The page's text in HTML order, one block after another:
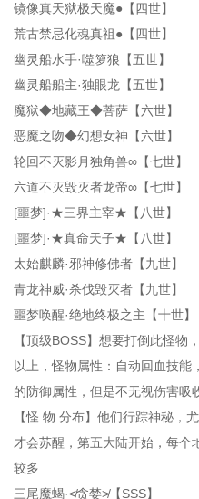
镜像真天狱极天魔●【四世】
荒古禁忌化魂真祖●【四世】
幽灵船水手·噬箩狼【五世】
幽灵船船主·独眼龙【五世】
魔狱◆地藏王◆菩萨【六世】
恶魔之吻◆幻想女神【六世】
轮回不灭影月独角兽∞【七世】
六道不灭毁灭者龙帝∞【七世】
[噩梦]·★三界主宰★【八世】
[噩梦]·★真命天子★【八世】
太始麒麟·邪神修佛者【九世】
青龙神威·杀伐毁灭者【九世】
噩梦唤醒·绝地终极之主【十世】
【顶级BOSS】想要打倒此怪物
以上，怪物属性：自动回血技
的防御属性，但是不无视伤害吸
【怪 物 分布】他们行踪神秘，
才会苏醒，第五大陆开始，每个
较多
三尾魔蝎·≮贪婪≯【SSS】